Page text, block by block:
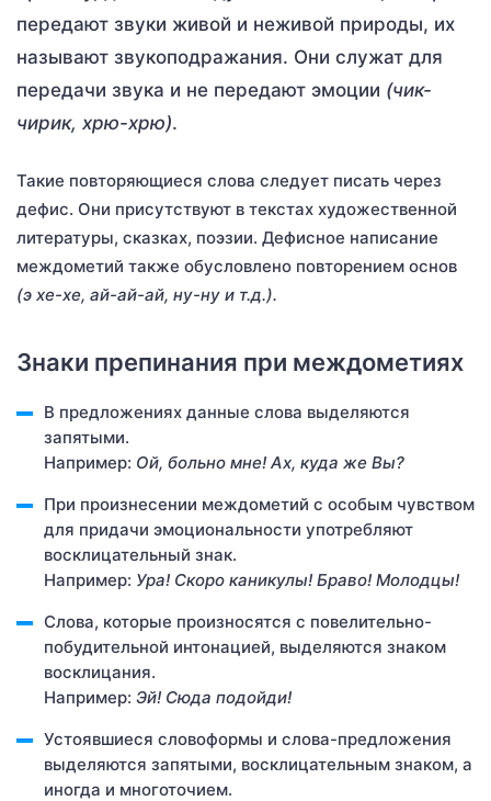
передают звуки живой и неживой природы, их
называют звукоподражания. Они служат для
передачи звука и не передают эмоции (чик-
чирик, хрю-хрю).
Такие повторяющиеся слова следует писать через
дефис. Они присутствуют в текстах художественной
литературы, сказках, поэзии. Дефисное написание
междометий также обусловлено повторением основ
(э хе-хе, ай-ай-ай, ну-ну и т.д.).
Знаки препинания при междометиях
В предложениях данные слова выделяются
запятыми.
Например: Ой, больно мне! Ах, куда же Вы?
При произнесении междометий с особым чувством
для придачи эмоциональности употребляют
восклицательный знак.
Например: Ура! Скоро каникулы! Браво! Молодцы!
Слова, которые произносятся с повелительно-
побудительной интонацией, выделяются знаком
восклицания.
Например: Эй! Сюда подойди!
Устоявшиеся словоформы и слова-предложения
выделяются запятыми, восклицательным знаком, а
иногда и многоточием.